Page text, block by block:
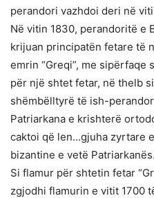
perandori vazhdoi deri në
Në vitin 1830, perandoritë e
krijuan principatën fetare të
emrin “Greqi”, me sipërfaqe
për një shtet fetar, në thelb
shëmbëlltyrë të ish-
Patriarkana e krishterë
caktoi që len…gjuha zyrtare
bizantine e vetë Patriarkanës.
Si flamur për shtetin fetar
zgjodhi flamurin e vitit 1700